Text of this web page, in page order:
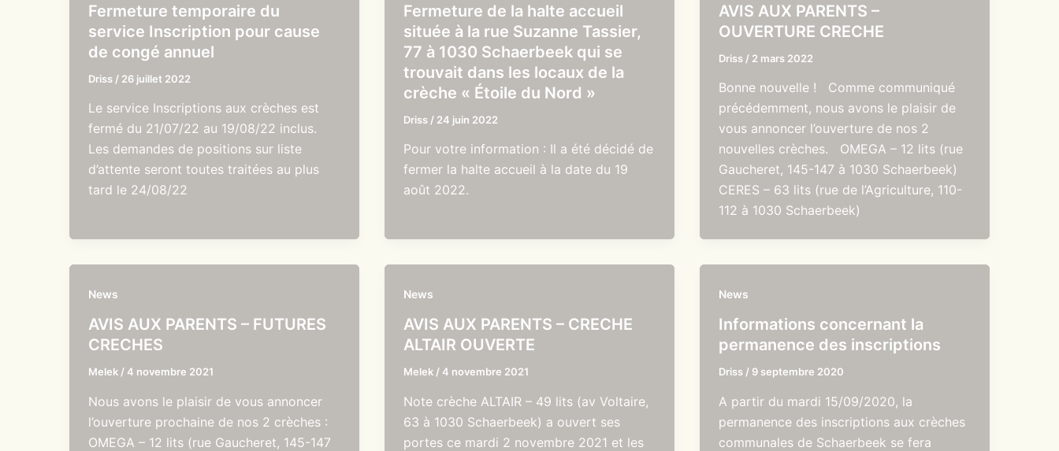
Fermeture temporaire du
service Inscription pour cause
de congé annuel
Driss / 26 juillet 2022
Le service Inscriptions aux crèches est
fermé du 21/07/22 au 19/08/22 inclus.
Les demandes de positions sur liste
d’attente seront toutes traitées au plus
tard le 24/08/22
Fermeture de la halte accueil
située à la rue Suzanne Tassier,
77 à 1030 Schaerbeek qui se
trouvait dans les locaux de la
crèche « Étoile du Nord »
Driss / 24 juin 2022
Pour votre information : Il a été décidé de
fermer la halte accueil à la date du 19
août 2022.
AVIS AUX PARENTS –
OUVERTURE CRECHE
Driss / 2 mars 2022
Bonne nouvelle ! Comme communiqué
précédemment, nous avons le plaisir de
vous annoncer l’ouverture de nos 2
nouvelles crèches. OMEGA – 12 lits (rue
Gaucheret, 145-147 à 1030 Schaerbeek)
CERES – 63 lits (rue de l’Agriculture, 110-
112 à 1030 Schaerbeek)
News
AVIS AUX PARENTS – FUTURES
CRECHES
Melek /4 novembre 2021
Nous avons le plaisir de vous annoncer
l’ouverture prochaine de nos 2 crèches :
OMEGA – 12 lits (rue Gaucheret, 145-147
News
AVIS AUX PARENTS – CRECHE
ALTAIR OUVERTE
Melek /4 novembre 2021
Note crèche ALTAIR – 49 lits (av Voltaire,
63 à 1030 Schaerbeek) a ouvert ses
portes ce mardi 2 novembre 2021 et les
News
Informations concernant la
permanence des inscriptions
Driss / 9 septembre 2020
A partir du mardi 15/09/2020, la
permanence des inscriptions aux crèches
communales de Schaerbeek se fera